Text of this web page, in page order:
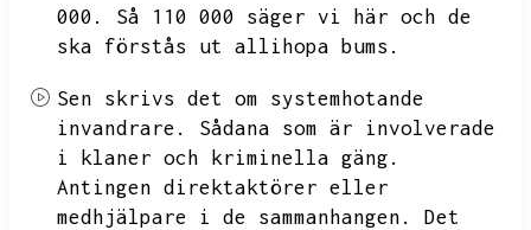
000. Så 110 000 säger vi här och de
ska förstås ut allihopa bums.
Sen skrivs det om systemhotande
invandrare.
Sådana som är involverade
i klaner och kriminella gäng.
Antingen direktaktörer eller
medhjälpare i de sammanhangen.
Det